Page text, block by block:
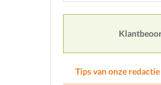
Tips van onze redactie